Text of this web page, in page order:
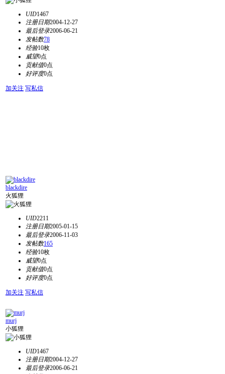
UID1467
注册日期2004-12-27
最后登录2006-06-21
发帖数78
经验10枚
威望0点
贡献值0点
好评度0点
加关注 写私信
blackdire
火狐狸
UID2211
注册日期2005-01-15
最后登录2006-11-03
发帖数165
经验10枚
威望0点
贡献值0点
好评度0点
加关注 写私信
murj
小狐狸
UID1467
注册日期2004-12-27
最后登录2006-06-21